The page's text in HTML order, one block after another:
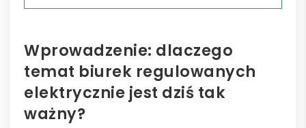
Wprowadzenie: dlaczego
temat biurek regulowanych
elektrycznie jest dziś tak
ważny?